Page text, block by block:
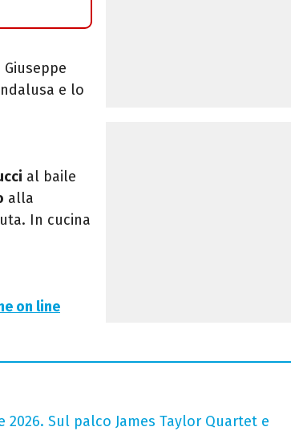
Giuseppe
e lo
al baile
alla
In cucina
on line
Sul palco James Taylor Quartet e